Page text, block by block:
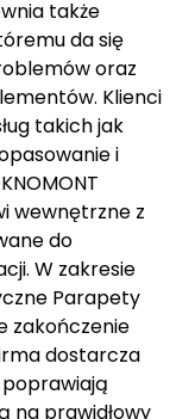
także
da się
oraz
Klienci
takich jak
i
wewnętrzne z
do
W zakresie
Parapety
zakończenie
dostarcza
na prawidłowy